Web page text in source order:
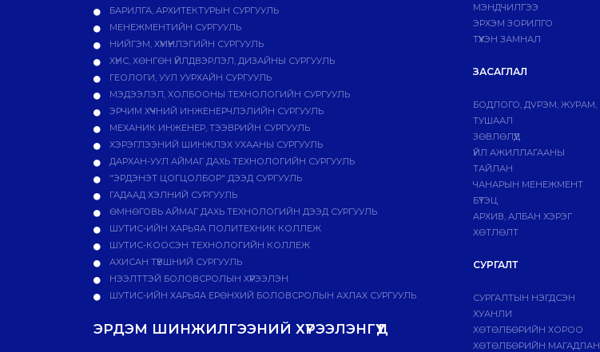
БАРИЛГА, АРХИТЕКТУРЫН СУРГУУЛЬ
МЕНЕЖМЕНТИЙН СУРГУУЛЬ
НИЙГЭМ, ХҮМҮҮНЛЭГИЙН СУРГУУЛЬ
ХҮНС, ХӨНГӨН ҮЙЛДВЭРЛЭЛ, ДИЗАЙНЫ СУРГУУЛЬ
ГЕОЛОГИ, УУЛ УУРХАЙН СУРГУУЛЬ
МЭДЭЭЛЭЛ, ХОЛБООНЫ ТЕХНОЛОГИЙН СУРГУУЛЬ
ЭРЧИМ ХҮЧНИЙ ИНЖЕНЕРЧЛЭЛИЙН СУРГУУЛЬ
МЕХАНИК ИНЖЕНЕР, ТЭЭВРИЙН СУРГУУЛЬ
ХЭРЭГЛЭЭНИЙ ШИНЖЛЭХ УХААНЫ СУРГУУЛЬ
ДАРХАН-УУЛ АЙМАГ ДАХЬ ТЕХНОЛОГИЙН СУРГУУЛЬ
"ЭРДЭНЭТ ЦОГЦОЛБОР" ДЭЭД СУРГУУЛЬ
ГАДААД ХЭЛНИЙ СУРГУУЛЬ
ӨМНӨГОВЬ АЙМАГ ДАХЬ ТЕХНОЛОГИЙН ДЭЭД СУРГУУЛЬ
ШУТИС-ИЙН ХАРЬЯА ПОЛИТЕХНИК КОЛЛЕЖ
ШУТИС-КООСЭН ТЕХНОЛОГИЙН КОЛЛЕЖ
АХИСАН ТҮВШНИЙ СУРГУУЛЬ
НЭЭЛТТЭЙ БОЛОВСРОЛЫН ХҮРЭЭЛЭН
ШУТИС-ИЙН ХАРЬЯА ЕРӨНХИЙ БОЛОВСРОЛЫН АХЛАХ СУРГУУЛЬ
ЭРДЭМ ШИНЖИЛГЭЭНИЙ ХҮРЭЭЛЭНГҮҮД
МЭНДЧИЛГЭЭ
ЭРХЭМ ЗОРИЛГО
ТҮҮХЭН ЗАМНАЛ
ЗАСАГЛАЛ
БОДЛОГО, ДVРЭМ, ЖУРАМ,
ТУШААЛ
ЗӨВЛӨЛҮҮД
ҮЙЛ АЖИЛЛАГААНЫ
ТАЙЛАН
ЧАНАРЫН МЕНЕЖМЕНТ
БҮТЭЦ
АРХИВ, АЛБАН ХЭРЭГ
ХӨТЛӨЛТ
СУРГАЛТ
СУРГАЛТЫН НЭГДСЭН
ХУАНЛИ
ХӨТӨЛБӨРИЙН ХОРОО
ХӨТӨЛБӨРИЙН МАГАДЛАН